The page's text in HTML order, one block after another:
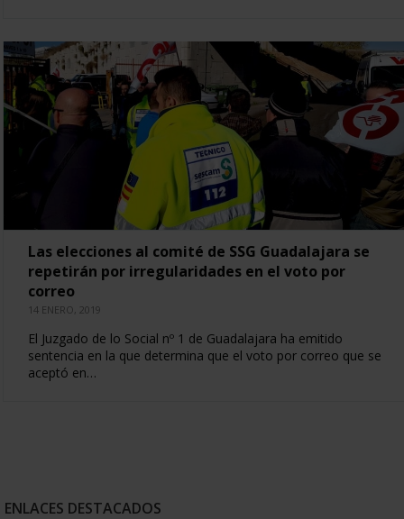
Las elecciones al comité de SSG Guadalajara se
repetirán por irregularidades en el voto por
correo
14 ENERO, 2019
El Juzgado de lo Social nº 1 de Guadalajara ha emitido
sentencia en la que determina que el voto por correo que se
aceptó en…
ENLACES DESTACADOS